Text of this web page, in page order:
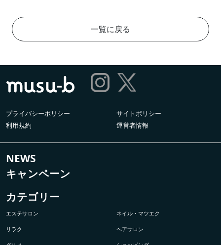
一覧に戻る
プライバシーポリシー
サイトポリシー
利用規約
運営者情報
NEWS
キャンペーン
カテゴリー
エステサロン ネイル・マツエク
リラク ヘアサロン